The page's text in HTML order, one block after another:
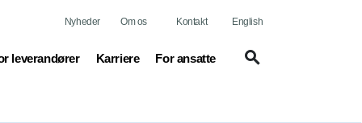
Nyheder Om os Kontakt English
leverandører Karriere
(current) For ansatte